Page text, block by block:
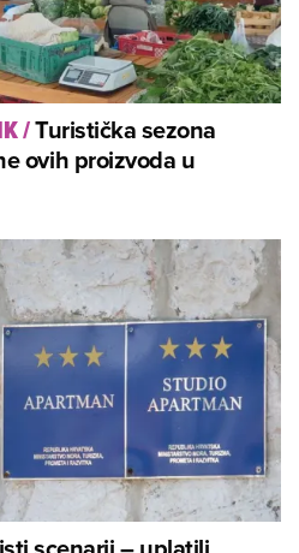
/Turistička sezona
ovih proizvoda u